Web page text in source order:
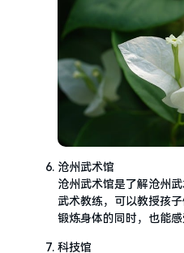
沧州武术馆
沧州武术馆是了解沧州
武术教练，可以教授孩
锻炼身体的同时，也能感
科技馆